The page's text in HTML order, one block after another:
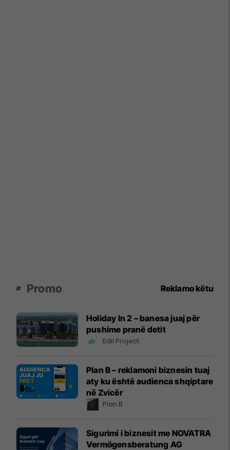
Promo Reklamo këtu
Holiday In 2 – banesa juaj për
pushime pranë detit
Edil Project
Plan B – reklamoni biznesin tuaj
aty ku është audienca shqiptare
në Zvicër
Plan B
Sigurimi i biznesit me NOVATRA
Vermögensberatung AG